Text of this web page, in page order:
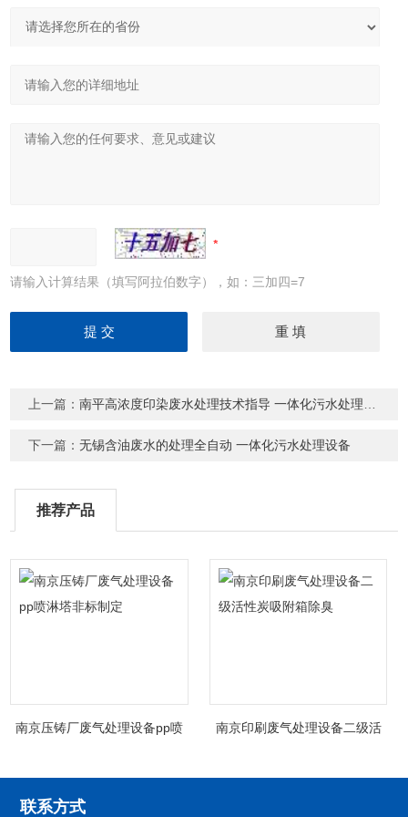
请输入计算结果（填写阿拉伯数字），如：三加四=7
上一篇：南平高浓度印染废水处理技术指导 一体化污水处理设备
下一篇：无锡含油废水的处理全自动 一体化污水处理设备
推荐产品
南京压铸厂废气处理设备pp喷
南京印刷废气处理设备二级活
联系方式